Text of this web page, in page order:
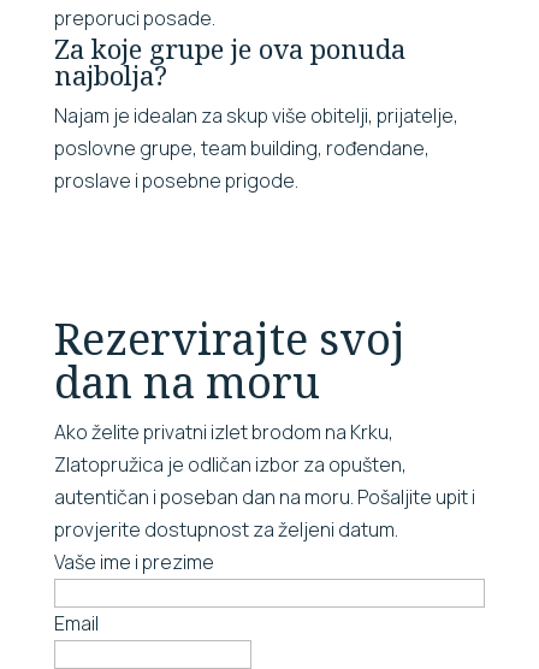
preporuci posade.
Za koje grupe je ova ponuda
najbolja?
Najam je idealan za skup više obitelji, prijatelje,
poslovne grupe, team building, rođendane,
proslave i posebne prigode.
Rezervirajte svoj
dan na moru
Ako želite privatni izlet brodom na Krku,
Zlatopružica je odličan izbor za opušten,
autentičan i poseban dan na moru. Pošaljite upit i
provjerite dostupnost za željeni datum.
Vaše ime i prezime
Email